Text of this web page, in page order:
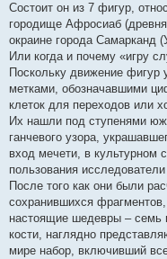
Состоит он из 7 фигур,
городище Афросиаб
окраине города Самарканд
Или когда и почему «игру
Поскольку движение фигур
метками, обозначавшими
клеток для переходов или
Их нашли под ступенями
ганчевого узора,
вход мечети, в культурном
пользования
После того как они были
сохранившихся
настоящие шедевры – семь
кости, наглядно
мире набор, включивший